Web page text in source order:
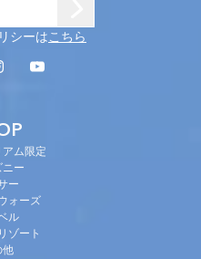
シーはこちら
ム限定
ニー
ー
ォーズ
ル
ゾート
他